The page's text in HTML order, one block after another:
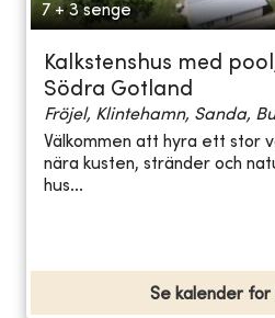
7 + 3 senge
Kalkstenshus med
Södra Gotland
Fröjel, Klintehamn, Sanda,
Välkommen att hyra ett stor
nära kusten, stränder och
hus...
Se kalender for